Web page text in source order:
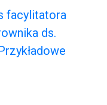
facylitatora
ds.